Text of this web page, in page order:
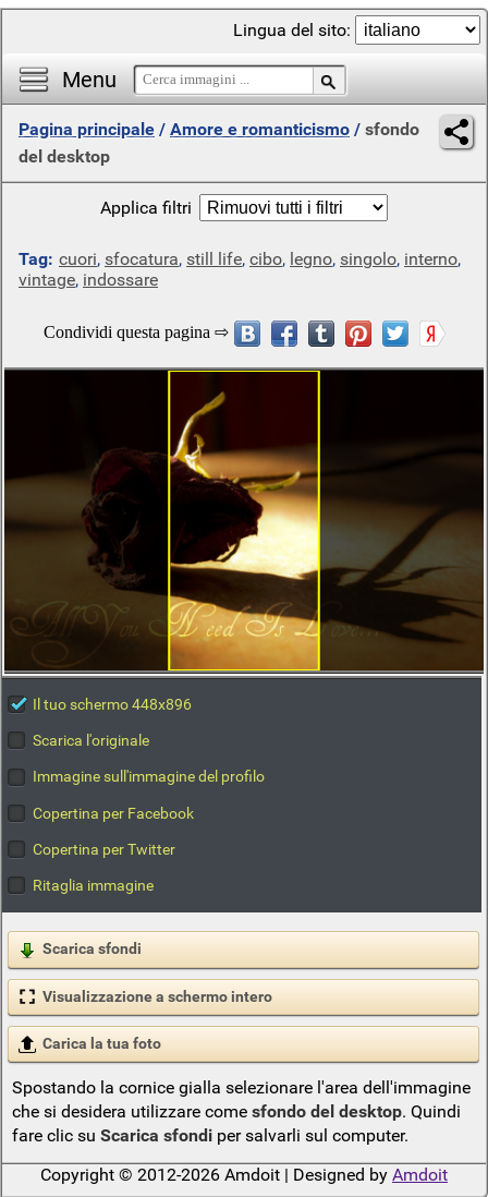
Menu
Lingua del sito:
Pagina principale / Amore e romanticismo / sfondo
del desktop
Applica filtri
Tag: cuori, sfocatura, still life, cibo, legno, singolo, interno,
vintage, indossare
Il tuo schermo 448x896
Scarica l'originale
Immagine sull'immagine del profilo
Copertina per Facebook
Copertina per Twitter
Ritaglia immagine
Scarica sfondi
Visualizzazione a schermo intero
Carica la tua foto
Spostando la cornice gialla selezionare l'area dell'immagine
che si desidera utilizzare come sfondo del desktop. Quindi
fare clic su Scarica sfondiper salvarli sul computer.
Copyright © 2012-2026 Amdoit | Designed by Amdoit